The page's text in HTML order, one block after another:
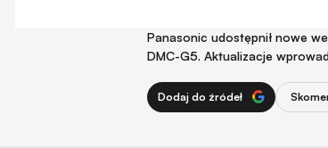
Panasonic udostępnił nowe
DMC-G5. Aktualizacje
Dodaj do źródeł